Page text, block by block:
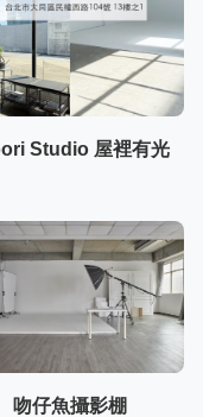
Studio 屋裡有光
吻仔魚攝影棚